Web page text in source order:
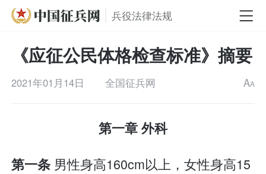
兵役法律法规
《应征公民体格检查标准》摘要
2021年01月14日 全国征兵网 AA
第一章 外科
第一条 男性身高160cm以上，女性身高15